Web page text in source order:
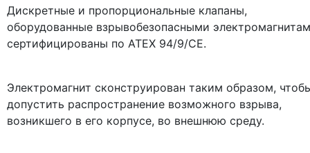
Дискретные и пропорциональные клапаны,
оборудованные взрывобезопасными
сертифицированы по ATEX 94/9/CE.
Электромагнит сконструирован таким образом,
допустить распространение возможного взрыва,
возникшего в его корпусе, во внешнюю среду.